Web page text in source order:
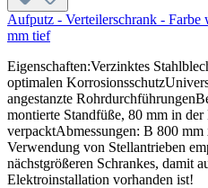
Aufputz - Verteilerschrank -
mm tief
Eigenschaften:Verzinktes
optimalen
angestanzte
montierte Standfüße, 80 mm in
verpacktAbmessungen: B 800
Verwendung von Stellantrieben
nächstgrößeren Schrankes, damit
Elektroinstallation vorhanden ist!